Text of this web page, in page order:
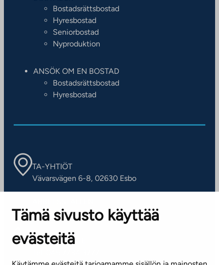
Tämä sivusto käyttää
evästeitä
Bostadsrättsbostad
Hyresbostad
Seniorbostad
Nyproduktion
ANSÖK OM EN BOSTAD
Bostadsrättsbostad
Hyresbostad
TA-YHTIÖT
Vävarsvägen 6-8, 02630 Esbo
Kontaktinformation
KUNDSERVICE